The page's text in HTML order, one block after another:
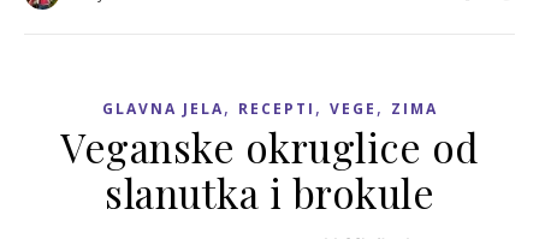
GLAVNA JELA, RECEPTI , VEGE , ZIMA
Veganske okruglice od
slanutka i brokule